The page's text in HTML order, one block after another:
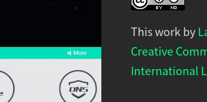
This work by
Creative
International